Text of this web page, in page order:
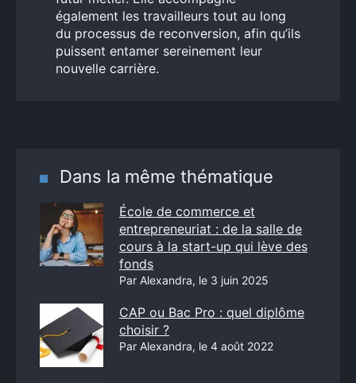
également les travailleurs tout au long
du processus de reconversion, afin qu’ils
puissent entamer sereinement leur
nouvelle carrière.
Dans la même thématique
École de commerce et
entrepreneuriat : de la salle de
cours à la start-up qui lève des
fonds
Par Alexandra, le 3 juin 2025
CAP ou Bac Pro : quel diplôme
choisir ?
Par Alexandra, le 4 août 2022